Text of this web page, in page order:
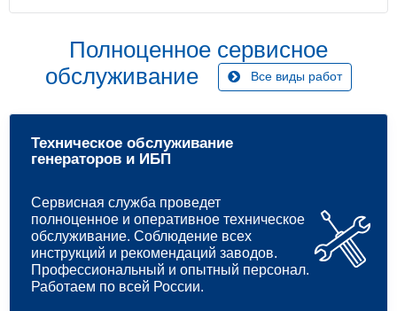
Полноценное сервисное
обслуживание
Все виды работ
Техническое обслуживание
генераторов и ИБП
Сервисная служба проведет
полноценное и оперативное техническое
обслуживание. Соблюдение всех
инструкций и рекомендаций заводов.
Профессиональный и опытный персонал.
Работаем по всей России.